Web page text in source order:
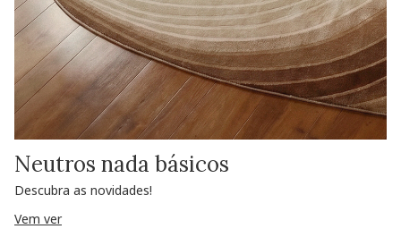
Neutros nada básicos
Descubra as novidades!
Vem ver